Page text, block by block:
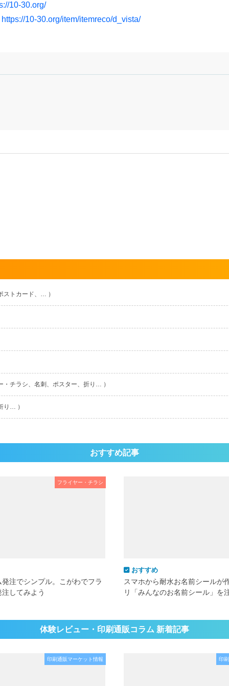
10-30.org/
https://10-30.org/item/itemreco/d_vista/
ストカード、… ）
・チラシ、名刺、ポスター、折り… ）
り… ）
おすすめ記事
フライヤー・チラシ
注でシンプル。こがわでフラ
してみよう
おすすめ
スマホから耐水お名前シールが
リ「みんなのお名前シール」を
体験レビュー・印刷通販コラム 新着記事
印刷通販マーケット情報 印